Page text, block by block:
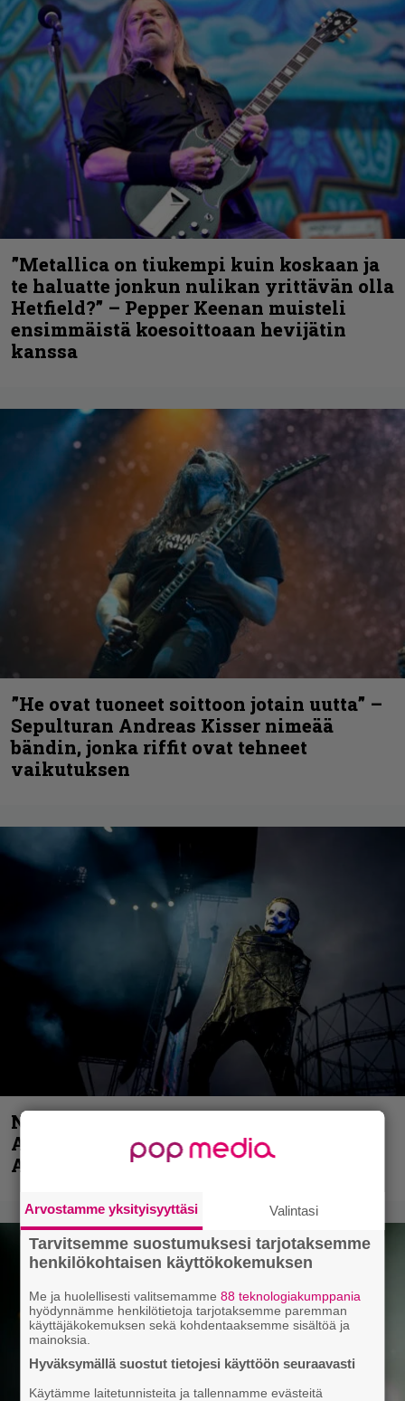
”Metallica on tiukempi kuin koskaan ja
te haluatte jonkun nulikan yrittävän olla
Hetfield?” – Pepper Keenan muisteli
ensimmäistä koesoittoaan hevijätin
kanssa
”He ovat tuoneet soittoon jotain uutta” –
Sepulturan Andreas Kisser nimeää
bändin, jonka riffit ovat tehneet
vaikutuksen
Näin lähtee Ghostin Tobias Forgelta
Accept – menossa mukana myös
Anthrax- ja Korn-miehistöä
Arvostamme yksityisyyttäsi Valintasi
Tarvitsemme suostumuksesi tarjotaksemme
henkilökohtaisen käyttökokemuksen
Me ja huolellisesti valitsemamme88 teknologiakumppania
hyödynnämme henkilötietoja tarjotaksemme paremman
käyttäjäkokemuksen sekä kohdentaaksemme sisältöä ja
mainoksia.
Hyväksymällä suostut tietojesi käyttöön seuraavasti
Käytämme laitetunnisteita ja tallennamme evästeitä